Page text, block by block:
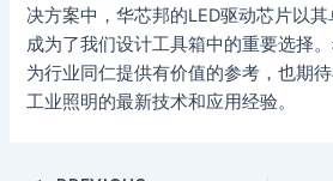
决方案中，华芯邦的LED驱动芯片以其
成为了我们设计工具箱中的重要选择
为行业同仁提供有价值的参考，也期
工业照明的最新技术和应用经验。